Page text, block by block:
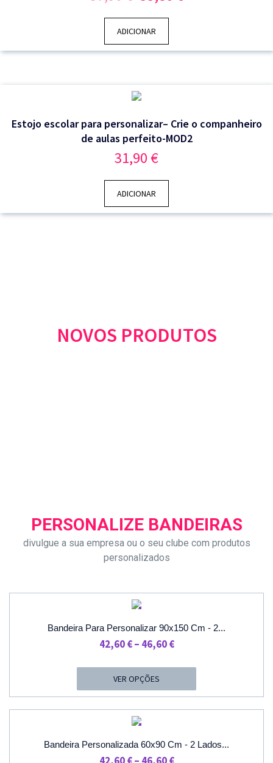
preço
original
era:
37,90 €.
ADICIONAR
Estojo escolar para personalizar– Crie o companheiro
de aulas perfeito-MOD2
31,90 €
ADICIONAR
NOVOS PRODUTOS
PERSONALIZE BANDEIRAS
divulgue a sua empresa ou o seu clube com produtos
personalizados
Bandeira Para Personalizar 90x150 Cm - 2...
42,60€ – 46,60€Price
Through
46,60 €
VER OPÇÕES
Bandeira Personalizada 60x90 Cm - 2 Lados...
Price